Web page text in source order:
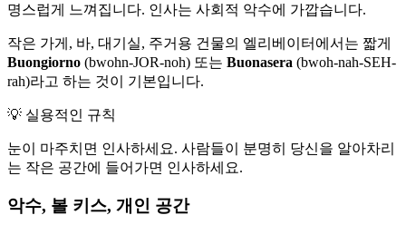
명스럽게 느껴집니다. 인사는 사회적 악수에 가깝습니다.
작은 가게, 바, 대기실, 주거용 건물의 엘리베이터에서는 짧게
Buongiorno (bwohn-JOR-noh) 또는 Buonasera (bwoh-nah-SEH-
rah)라고 하는 것이 기본입니다.
💡 실용적인 규칙
눈이 마주치면 인사하세요. 사람들이 분명히 당신을 알아차리
는 작은 공간에 들어가면 인사하세요.
악수, 볼 키스, 개인 공간